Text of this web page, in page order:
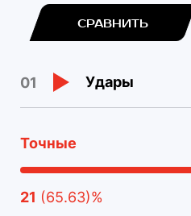
СРАВНИТЬ
01 Удары
Точные
21 (65.63)%